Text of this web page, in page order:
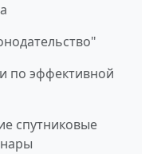
по эффективной
спутниковые